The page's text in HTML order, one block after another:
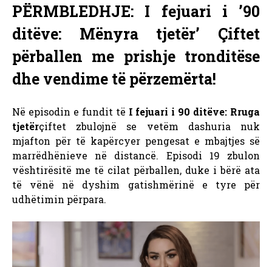
PËRMBLEDHJE: I fejuari i ’90
ditëve: Mënyra tjetër’ Çiftet
përballen me prishje tronditëse
dhe vendime të përzemërta!
Në episodin e fundit të I fejuari i 90 ditëve: Rruga
tjetërçiftet zbulojnë se vetëm dashuria nuk
mjafton për të kapërcyer pengesat e mbajtjes së
marrëdhënieve në distancë. Episodi 19 zbulon
vështirësitë me të cilat përballen, duke i bërë ata
të vënë në dyshim gatishmërinë e tyre për
udhëtimin përpara.